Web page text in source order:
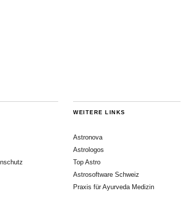
WEITERE LINKS
Astronova
Astrologos
Top Astro
Astrosoftware Schweiz
Praxis für Ayurveda Medizin